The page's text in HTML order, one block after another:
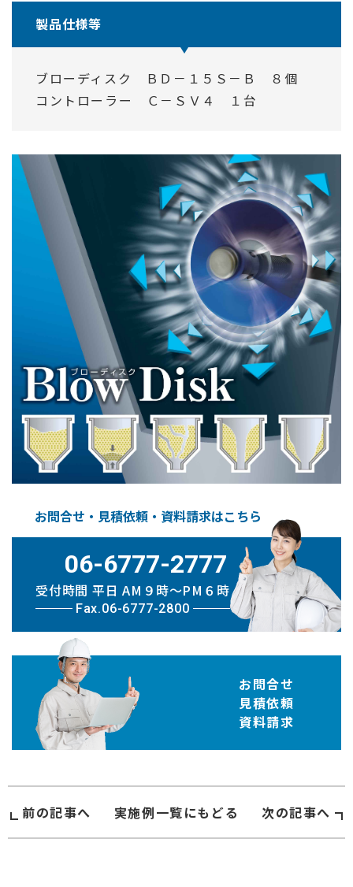
製品仕様等
ブローディスク ＢＤ－１５Ｓ－Ｂ ８個
コントローラー Ｃ－ＳＶ４ １台
お問合せ・見積依頼・資料請求はこちら
06-6777-2777
受付時間 平日 AM９時〜PM６時
Fax.06-6777-2800
お問合せ
見積依頼
資料請求
前の記事へ 実施例一覧にもどる 次の記事へ